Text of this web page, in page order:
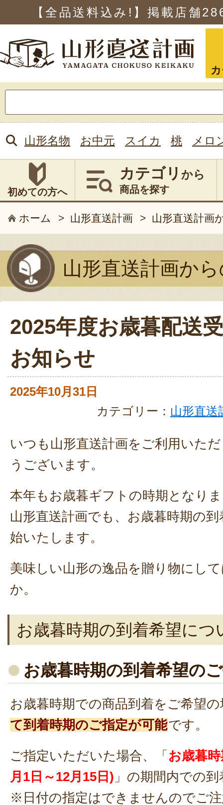
【全品送料込み!】掲載店舗
索:
山形名物 お中元 スイカ 桃 メロ
初めての方へ
カテゴリ から
商品を探す
ホーム > 山形直送計画 > 山形直送計画
山形直送計画か
2025年度お歳暮配送
お知らせ
2025年10月31日
カテゴリー： 山形直
いつも山形直送計画をご利用いた
うございます。
本年もお歳暮ギフトの時期となり
山形直送計画でも、お歳暮時期の
始いたします。
美味しい山形の逸品を贈り物にし
か。
お歳暮時期の到着希望につ
お歳暮時期の到着希望の
お歳暮時期での商品到着をご希望の
て到着時期のご指定が可能です。
ご指定いただいた場合、「 お歳暮
月1日～12月15日) 」の期間内での
※日付の指定はできませんのでご